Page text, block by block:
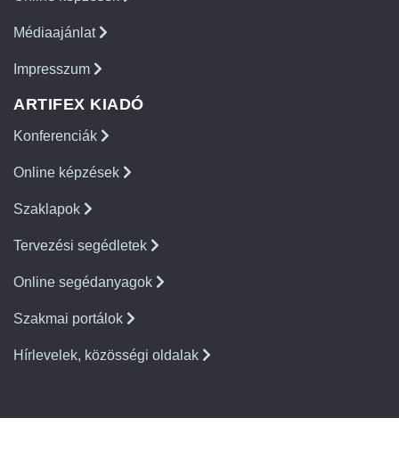
Médiaajánlat
Impresszum
ARTIFEX KIADÓ
Konferenciák
Online képzések
Szaklapok
Tervezési segédletek
Online segédanyagok
Szakmai portálok
Hírlevelek, közösségi oldalak